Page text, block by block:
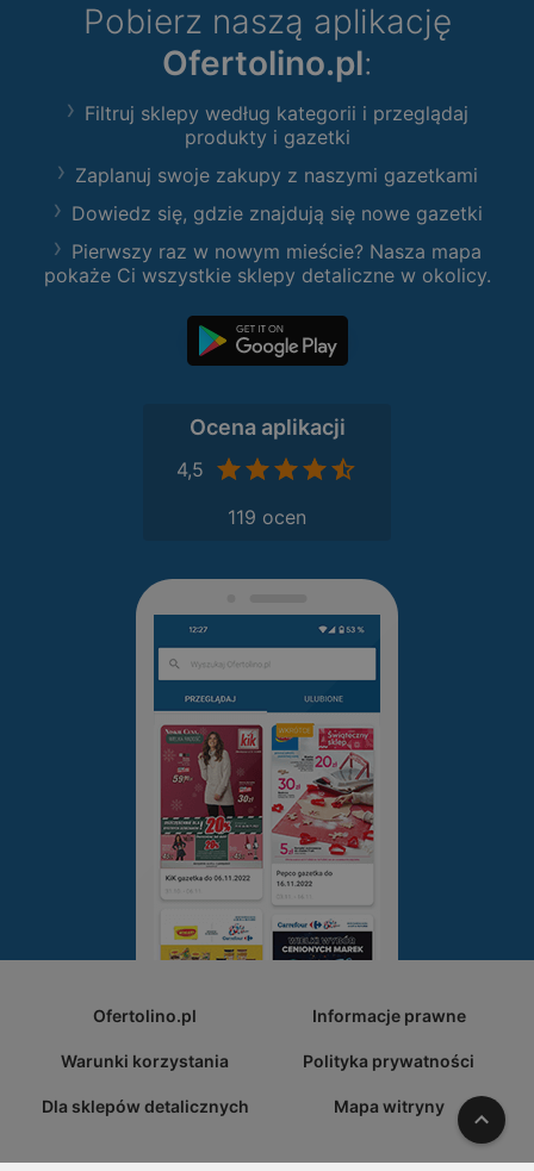
Pobierz naszą aplikację
Ofertolino.pl:
Filtruj sklepy według kategorii i przeglądaj
produkty i gazetki
Zaplanuj swoje zakupy z naszymi gazetkami
Dowiedz się, gdzie znajdują się nowe gazetki
Pierwszy raz w nowym mieście? Nasza mapa
pokaże Ci wszystkie sklepy detaliczne w okolicy.
Ocena aplikacji
4,5
119 ocen
Ofertolino.pl Informacje prawne
Warunki korzystania Polityka prywatności
Dla sklepów detalicznych Mapa witryny W